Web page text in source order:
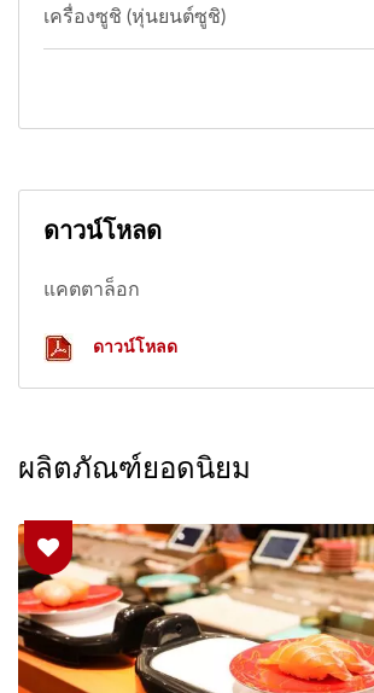
เครื่องซูชิ (หุ่นยนต์ซูชิ)
ดาวน์โหลด
แคตตาล็อก
ดาวน์โหลด
ผลิตภัณฑ์ยอดนิยม